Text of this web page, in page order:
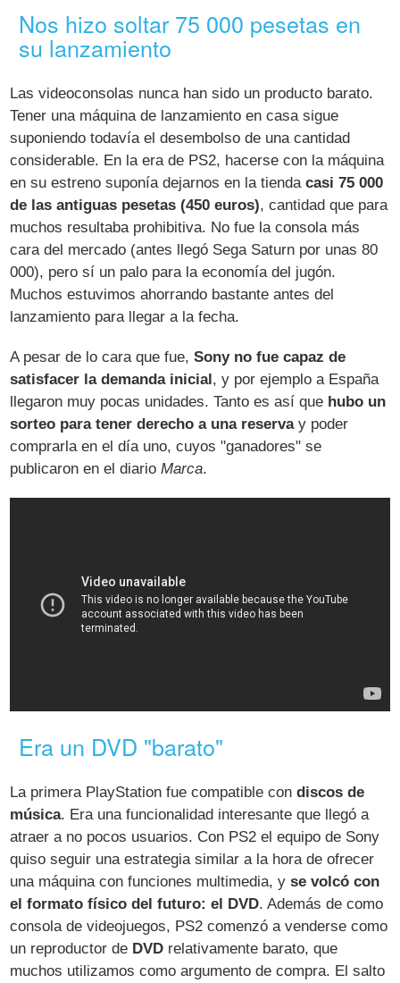
Nos hizo soltar 75 000 pesetas en
su lanzamiento
Las videoconsolas nunca han sido un producto barato.
Tener una máquina de lanzamiento en casa sigue
suponiendo todavía el desembolso de una cantidad
considerable. En la era de PS2, hacerse con la máquina
en su estreno suponía dejarnos en la tiendacasi 75 000
de las antiguas pesetas (450 euros), cantidad que para
muchos resultaba prohibitiva. No fue la consola más
cara del mercado (antes llegó Sega Saturn por unas 80
000), pero sí un palo para la economía del jugón.
Muchos estuvimos ahorrando bastante antes del
lanzamiento para llegar a la fecha.
A pesar de lo cara que fue,Sony no fue capaz de
satisfacer la demanda inicial , y por ejemplo a España
llegaron muy pocas unidades. Tanto es así que hubo un
sorteo para tener derecho a una reservay poder
comprarla en el día uno, cuyos "ganadores" se
publicaron en el diarioMarca.
Era un DVD "barato"
La primera PlayStation fue compatible condiscos de
música. Era una funcionalidad interesante que llegó a
atraer a no pocos usuarios. Con PS2 el equipo de Sony
quiso seguir una estrategia similar a la hora de ofrecer
una máquina con funciones multimedia, yse volcó con
el formato físico del futuro: el DVD. Además de como
consola de videojuegos, PS2 comenzó a venderse como
un reproductor de DVD relativamente barato, que
muchos utilizamos como argumento de compra. El salto